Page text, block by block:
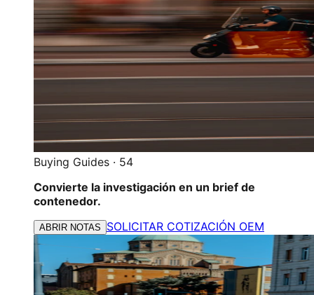
Buying Guides · 54
Convierte la investigación en un brief de
contenedor.
ABRIR NOTAS SOLICITAR COTIZACIÓN OEM